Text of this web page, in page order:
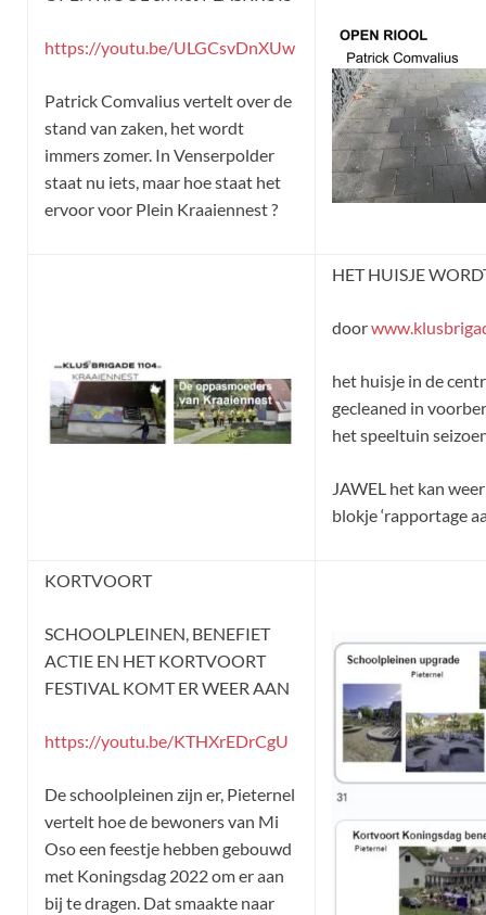
https://youtu.be/ULGCsvDnXUw
Patrick Comvalius vertelt over de
stand van zaken, het wordt
immers zomer. In Venserpolder
staat nu iets, maar hoe staat het
ervoor voor Plein Kraaiennest ?
HET HUISJE
door
het huisje in de
gecleaned in
het speeltuin
JAWEL het kan
blokje ‘rapportage
KORTVOORT
SCHOOLPLEINEN, BENEFIET
ACTIE EN HET KORTVOORT
FESTIVAL KOMT ER WEER AAN
https://youtu.be/KTHXrEDrCgU
De schoolpleinen zijn er, Pieternel
vertelt hoe de bewoners van Mi
Oso een feestje hebben gebouwd
met Koningsdag 2022 om er aan
bij te dragen. Dat smaakte naar